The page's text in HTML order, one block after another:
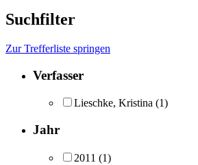
Suchfilter
Zur Trefferliste springen
Verfasser
Lieschke, Kristina (1)
Jahr
2011 (1)